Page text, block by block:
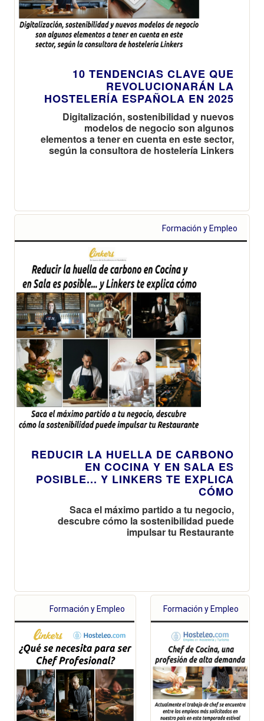
10 TENDENCIAS CLAVE QUE
REVOLUCIONARÁN LA
HOSTELERÍA ESPAÑOLA EN 2025
Digitalización, sostenibilidad y nuevos
modelos de negocio son algunos
elementos a tener en cuenta en este sector,
según la consultora de hostelería Linkers
Formación y Empleo
REDUCIR LA HUELLA DE CARBONO
EN COCINA Y EN SALA ES
POSIBLE... Y LINKERS TE EXPLICA
CÓMO
Saca el máximo partido a tu negocio,
descubre cómo la sostenibilidad puede
impulsar tu Restaurante
Formación y Empleo Formación y Empleo